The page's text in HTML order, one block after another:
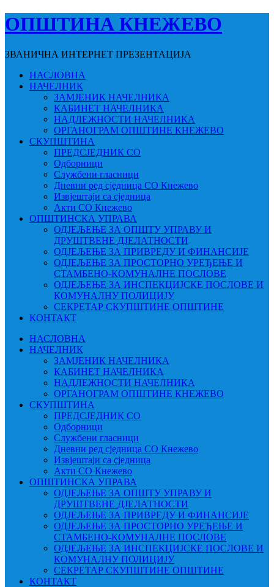
ОПШТИНА КНЕЖЕВО
ЗВАНИЧНА ИНТЕРНЕТ ПРЕЗЕНТАЦИЈА
НАСЛОВНА
НАЧЕЛНИК
ЗАМЈЕНИК НАЧЕЛНИКА
КАБИНЕТ НАЧЕЛНИКА
НАДЛЕЖНОСТИ НАЧЕЛНИКА
ОРГАНОГРАМ ОПШТИНЕ КНЕЖЕВО
СКУПШТИНА
ПРЕДСЈЕДНИК СО
Одборници
Службени гласници
Дневни ред сједница СО Кнежево
Извјештаји са сједница
Акти СО Кнежево
ОПШТИНСКА УПРАВА
ОДЈЕЉЕЊЕ ЗА ОПШТУ УПРАВУ И
ДРУШТВЕНЕ ДЈЕЛАТНОСТИ
ОДЈЕЉЕЊЕ ЗА ПРИВРЕДУ И ФИНАНСИЈЕ
ОДЈЕЉЕЊЕ ЗА ПРОСТОРНО УРЕЂЕЊЕ И
СТАМБЕНО-КОМУНАЛНЕ ПОСЛОВЕ
ОДЈЕЉЕЊЕ ЗА ИНСПЕКЦИЈСКЕ ПОСЛОВЕ И
КОМУНАЛНУ ПОЛИЦИЈУ
СЕКРЕТАР СКУПШТИНЕ ОПШТИНЕ
КОНТАКТ
НАСЛОВНА
НАЧЕЛНИК
ЗАМЈЕНИК НАЧЕЛНИКА
КАБИНЕТ НАЧЕЛНИКА
НАДЛЕЖНОСТИ НАЧЕЛНИКА
ОРГАНОГРАМ ОПШТИНЕ КНЕЖЕВО
СКУПШТИНА
ПРЕДСЈЕДНИК СО
Одборници
Службени гласници
Дневни ред сједница СО Кнежево
Извјештаји са сједница
Акти СО Кнежево
ОПШТИНСКА УПРАВА
ОДЈЕЉЕЊЕ ЗА ОПШТУ УПРАВУ И
ДРУШТВЕНЕ ДЈЕЛАТНОСТИ
ОДЈЕЉЕЊЕ ЗА ПРИВРЕДУ И ФИНАНСИЈЕ
ОДЈЕЉЕЊЕ ЗА ПРОСТОРНО УРЕЂЕЊЕ И
СТАМБЕНО-КОМУНАЛНЕ ПОСЛОВЕ
ОДЈЕЉЕЊЕ ЗА ИНСПЕКЦИЈСКЕ ПОСЛОВЕ И
КОМУНАЛНУ ПОЛИЦИЈУ
СЕКРЕТАР СКУПШТИНЕ ОПШТИНЕ
КОНТАКТ